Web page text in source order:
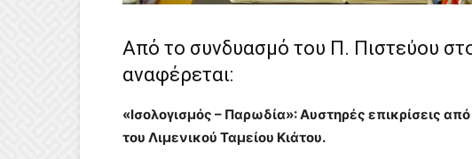
Από το συνδυασμό του Π. Πιστεύου
αναφέρεται:
«Ισολογισμός – Παρωδία»: Αυστηρές επικρίσεις
του Λιμενικού Ταμείου Κιάτου.